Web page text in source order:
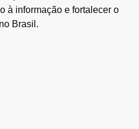
à informação e fortalecer o
Brasil.